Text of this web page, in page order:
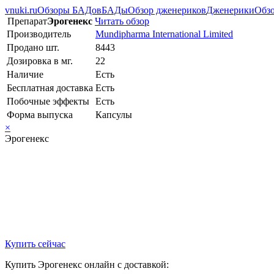
vnuki.ruОбзоры БАДовБАДыОбзор дженериковДженерики
ПрепаратЭрогенекс Читать обзор
Производитель
Mundipharma International Limited
Продано шт.
8443
Дозировка в мг.
22
Наличие
Есть
Бесплатная доставка Есть
Побочные эффекты Есть
Форма выпуска
Капсулы
×
Эрогенекс
Купить сейчас
Купить Эрогенекс онлайн с доставкой: